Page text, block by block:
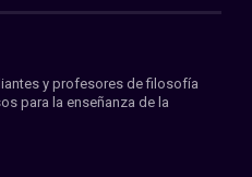
y profesores de filosofía
para la enseñanza de la